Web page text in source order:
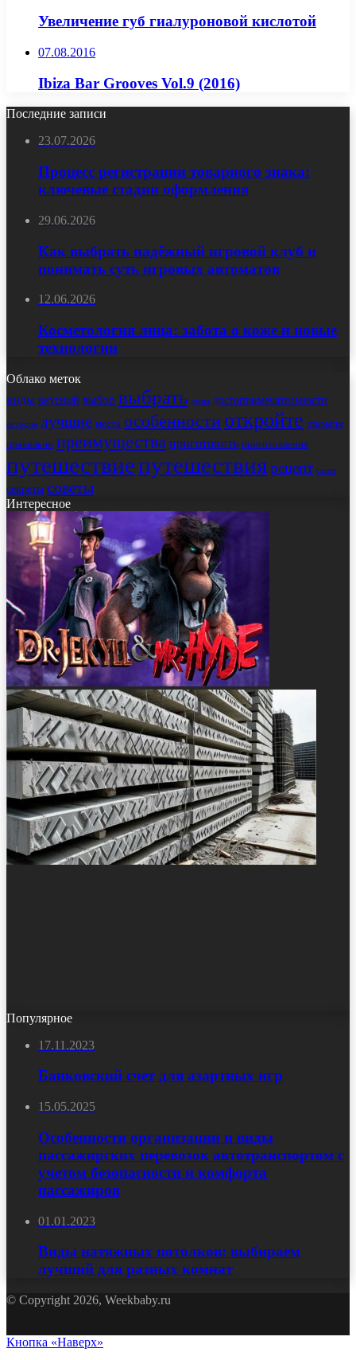
Увеличение губ гиалуроновой кислотой
07.08.2016
Ibiza Bar Grooves Vol.9 (2016)
Последние записи
23.07.2026
Процесс регистрации товарного знака:
ключевые стадии оформления
29.06.2026
Как выбрать надёжный игровой клуб и
понимать суть игровых автоматов
12.06.2026
Косметология лица: забота о коже и новые
технологии
Облако меток
виды вкусный выбор выбрать дома достопримечательности
история лучшие места особенности откройте открытие
правильно преимущества приготовить приготовления
путешествиепутешествиярецепт салат
секреты советы
Интересное
Популярное
17.11.2023
Банковский счет для азартных игр
15.05.2025
Особенности организации и виды
пассажирских перевозок автотранспортом с
учетом безопасности и комфорта
пассажиров
01.01.2023
Виды натяжных потолков: выбираем
лучший для разных комнат
© Copyright 2026, Weekbaby.ru
Кнопка «Наверх»